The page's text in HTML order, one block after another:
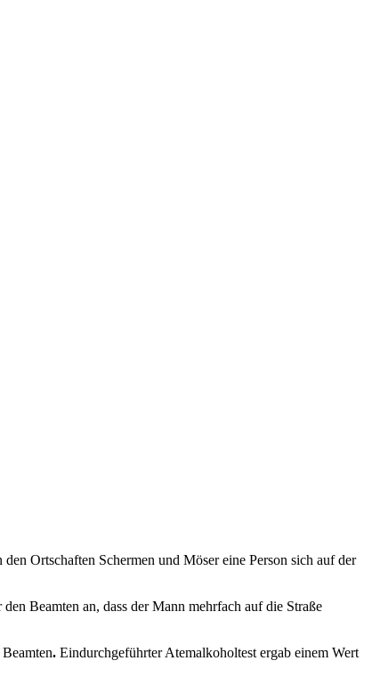
Ortschaften Schermen und Möser eine Person sich auf der
Beamten an, dass der Mann mehrfach auf die Straße
. Eindurchgeführter Atemalkoholtest ergab einem Wert